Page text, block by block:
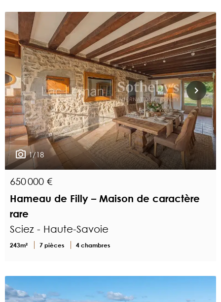
1/18
650 000 €
Hameau de Filly – Maison de caractère
rare
Sciez - Haute-Savoie
243m² 7 pièces 4 chambres